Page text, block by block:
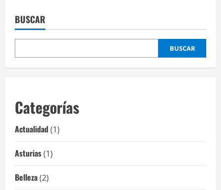
EE.
UU.
el
entradas
BUSCAR
BUSCAR
Categorías
Actualidad(1)
Asturias(1)
Belleza(2)